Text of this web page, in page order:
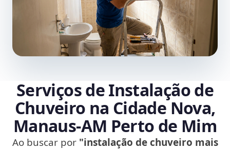
Serviços de Instalação de
Chuveiro na Cidade Nova,
Manaus‑AM Perto de Mim
Ao buscar por "instalação de chuveiro mais